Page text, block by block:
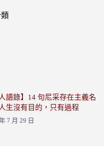
語錄】14 句尼采存在主義名
生沒有目的，只有過程
7 月 29 日